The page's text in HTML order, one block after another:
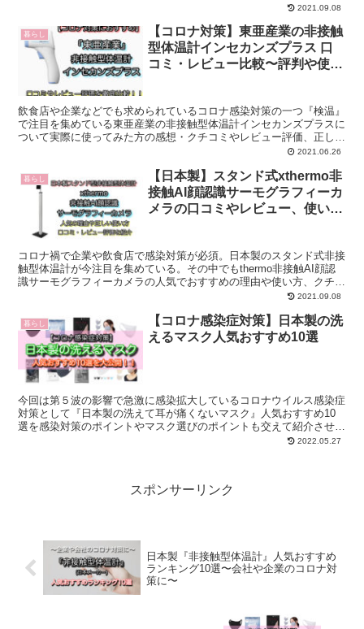
2021.09.08
暮らし
【コロナ対策】東亜産業の非接触
型体温計インセカンズプラス 口
コミ・レビュー比較〜評判や使い
飲食店や企業などでも求められているコロナ感染対策の一つ『検温』
で注目を集めている東亜産業の非接触型体温計インセカンズプラスに
ついて実際に使ってみた方の感想・クチコミやレビュー評価、正しい
2021.06.26
暮らし
【日本製】スタンド式xthermo非
接触AI顔認識サーモグラフィーカ
メラの口コミやレビュー、使い方
コロナ禍で企業や飲食店で感染対策が必須。日本製のスタンド式非接
触型体温計が今注目を集めている。その中でもthermo非接触AI顔認
識サーモグラフィーカメラの人気でおすすめの理由や使い方、クチコ
2021.09.08
暮らし
【コロナ感染症対策】日本製の洗
えるマスク人気おすすめ10選
今回は第５波の影響で急激に感染拡大しているコロナウイルス感染症
対策として『日本製の洗えて耳が痛くないマスク』人気おすすめ10
選を感染対策のポイントやマスク選びのポイントも交えて紹介させて
2022.05.27
スポンサーリンク
日本製『非接触型体温計』人気おすすめ
ランキング10選〜会社や企業のコロナ対
策に〜